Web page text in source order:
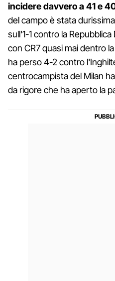
incidere davvero a 41 e
del campo è stata
sull'1-1 contro la
con CR7 quasi mai dentro
ha perso 4-2 contro
centrocampista del Milan
da rigore che ha aperto la